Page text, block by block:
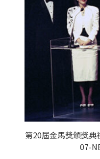
第20屆金馬獎頒獎典
07-